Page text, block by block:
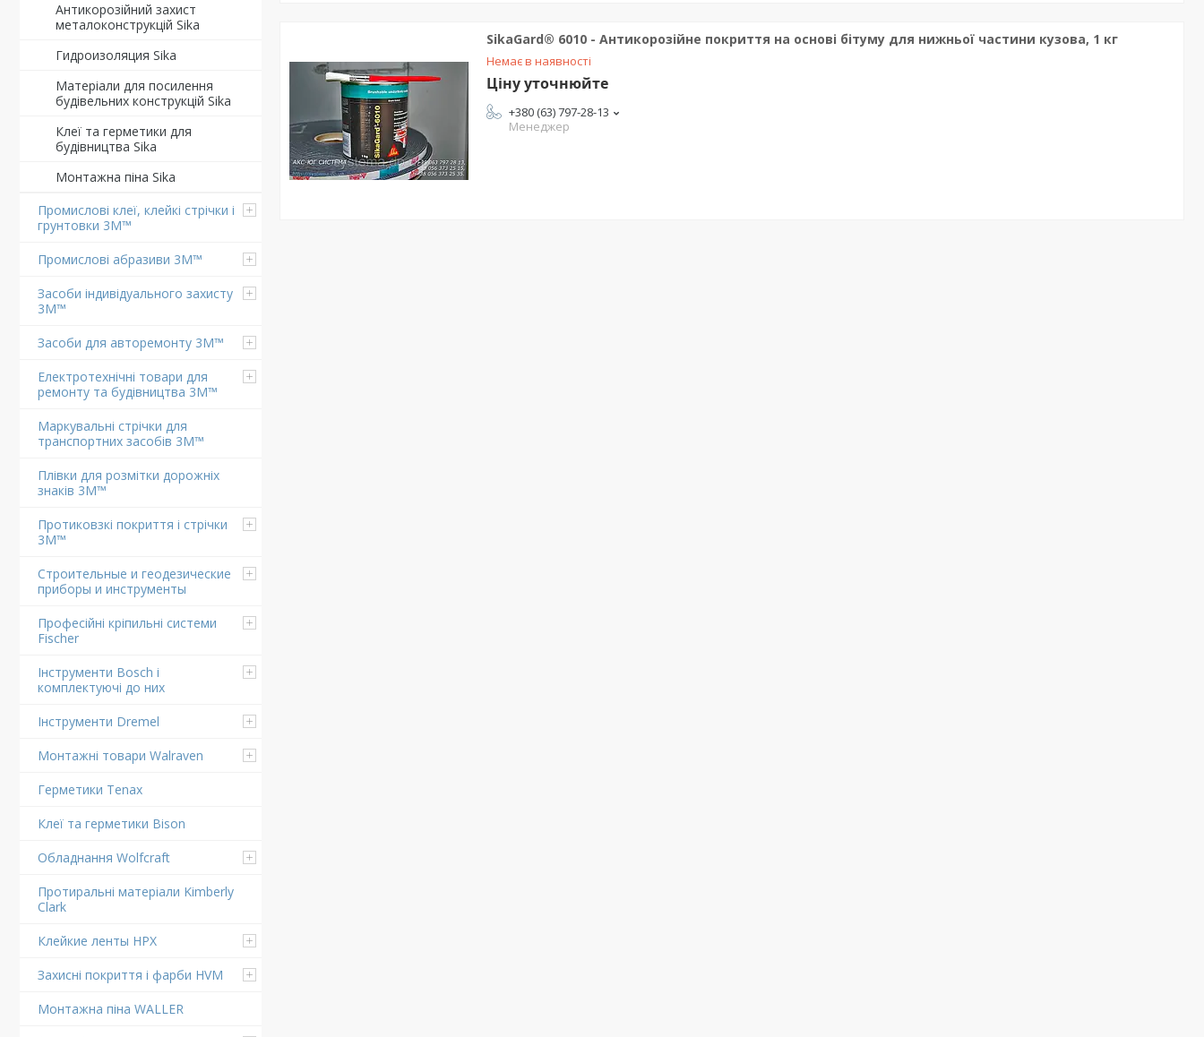
Антикорозійний захист
металоконструкцій Sika
Гидроизоляция Sika
Матеріали для посилення
будівельних конструкцій Sika
Клеї та герметики для
будівництва Sika
Монтажна піна Sika
Промислові клеї, клейкі стрічки і
грунтовки 3M™
Промислові абразиви 3M™
Засоби індивідуального захисту
3M™
Засоби для авторемонту 3M™
Електротехнічні товари для
ремонту та будівництва 3M™
Маркувальні стрічки для
транспортних засобів 3M™
Плівки для розмітки дорожніх
знаків 3M™
Протиковзкі покриття і стрічки
3M™
Строительные и геодезические
приборы и инструменты
Професійні кріпильні системи
Fischer
Інструменти Bosch і
комплектуючі до них
Інструменти Dremel
Монтажні товари Walraven
Герметики Tenax
Клеї та герметики Bison
Обладнання Wolfcraft
Протиральні матеріали Kimberly
Clark
Клейкие ленты HPX
Захисні покриття і фарби HVM
Монтажна піна WALLER
SikaGard® 6010 - Антикорозійне покриття на основі бітуму для нижньої частини кузова, 1 кг
Немає в наявності
Ціну уточнюйте
+380 (63) 797-28-13
Менеджер